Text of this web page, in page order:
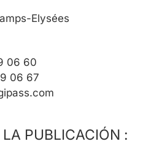
Elysées
06 60
06 67
LA PUBLICACIÓN :